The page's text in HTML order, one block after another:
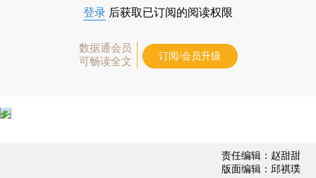
登录 后获取已订阅的阅读权限
数据通会员
可畅读全文
订阅/会员升级
责任编辑：赵甜甜
版面编辑：邱祺璞